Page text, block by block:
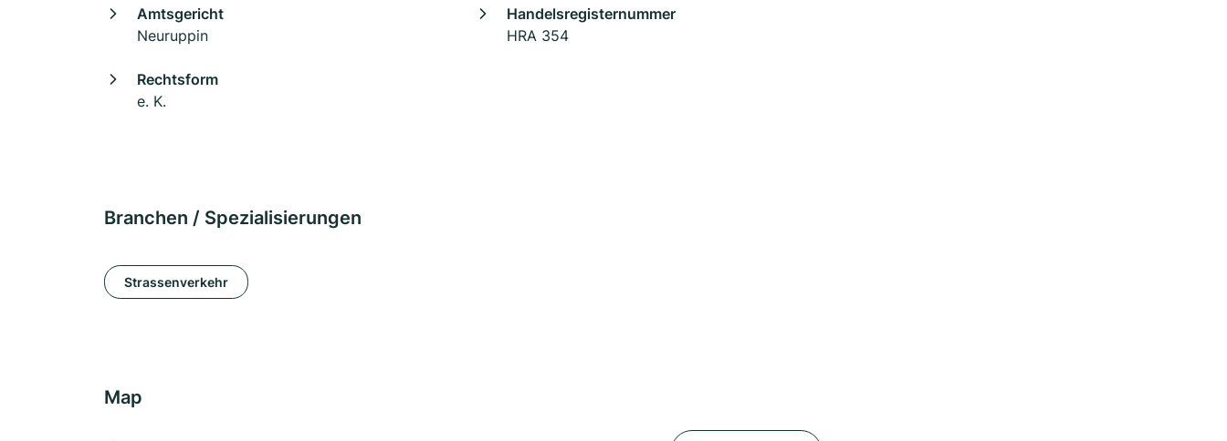
Amtsgericht
Neuruppin
Handelsregisternummer
HRA 354
Rechtsform
e. K.
Branchen / Spezialisierungen
Strassenverkehr
Map